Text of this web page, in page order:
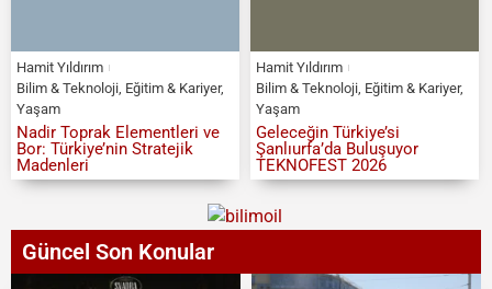
Hamit Yıldırım
Bilim & Teknoloji, Eğitim & Kariyer,
Yaşam
Nadir Toprak Elementleri ve
Bor: Türkiye’nin Stratejik
Madenleri
Hamit Yıldırım
Bilim & Teknoloji, Eğitim & Kariyer,
Yaşam
Geleceğin Türkiye’si
Şanlıurfa’da Buluşuyor
TEKNOFEST 2026
Güncel Son Konular